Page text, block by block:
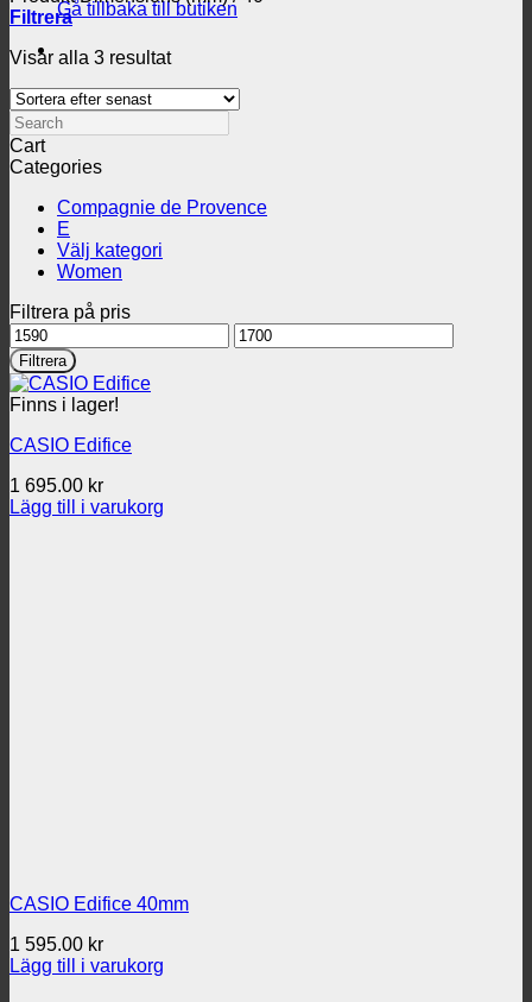
Gå tillbaka till butiken
Filtrera
Visar alla 3 resultatSortera
senaste
Search
Cart
Categories
Compagnie de Provence
E
Välj kategori
Women
Filtrera på pris
Min
pris
Max
pris
Filtrera
Finns i lager!
CASIO Edifice
1 695.00 kr
Lägg till i varukorg
CASIO Edifice 40mm
1 595.00 kr
Lägg till i varukorg